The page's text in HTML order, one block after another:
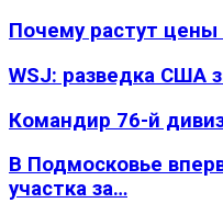
Почему растут цены
WSJ: разведка США
Командир 76-й
В Подмосковье
участка за…